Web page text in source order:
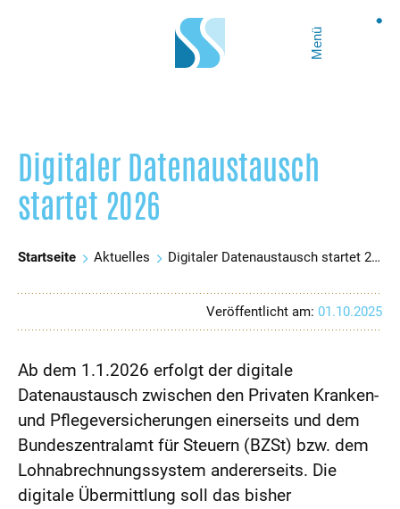
Menü
Digitaler Datenaustausch
startet 2026
Startseite Aktuelles Digitaler Datenaustausch startet 2026
Veröffentlicht am: 01.10.2025
Ab dem 1.1.2026 erfolgt der digitale
Datenaustausch zwischen den Privaten Kranken-
und Pflegeversicherungen einerseits und dem
Bundeszentralamt für Steuern (BZSt) bzw. dem
Lohnabrechnungssystem andererseits. Die
digitale Übermittlung soll das bisher